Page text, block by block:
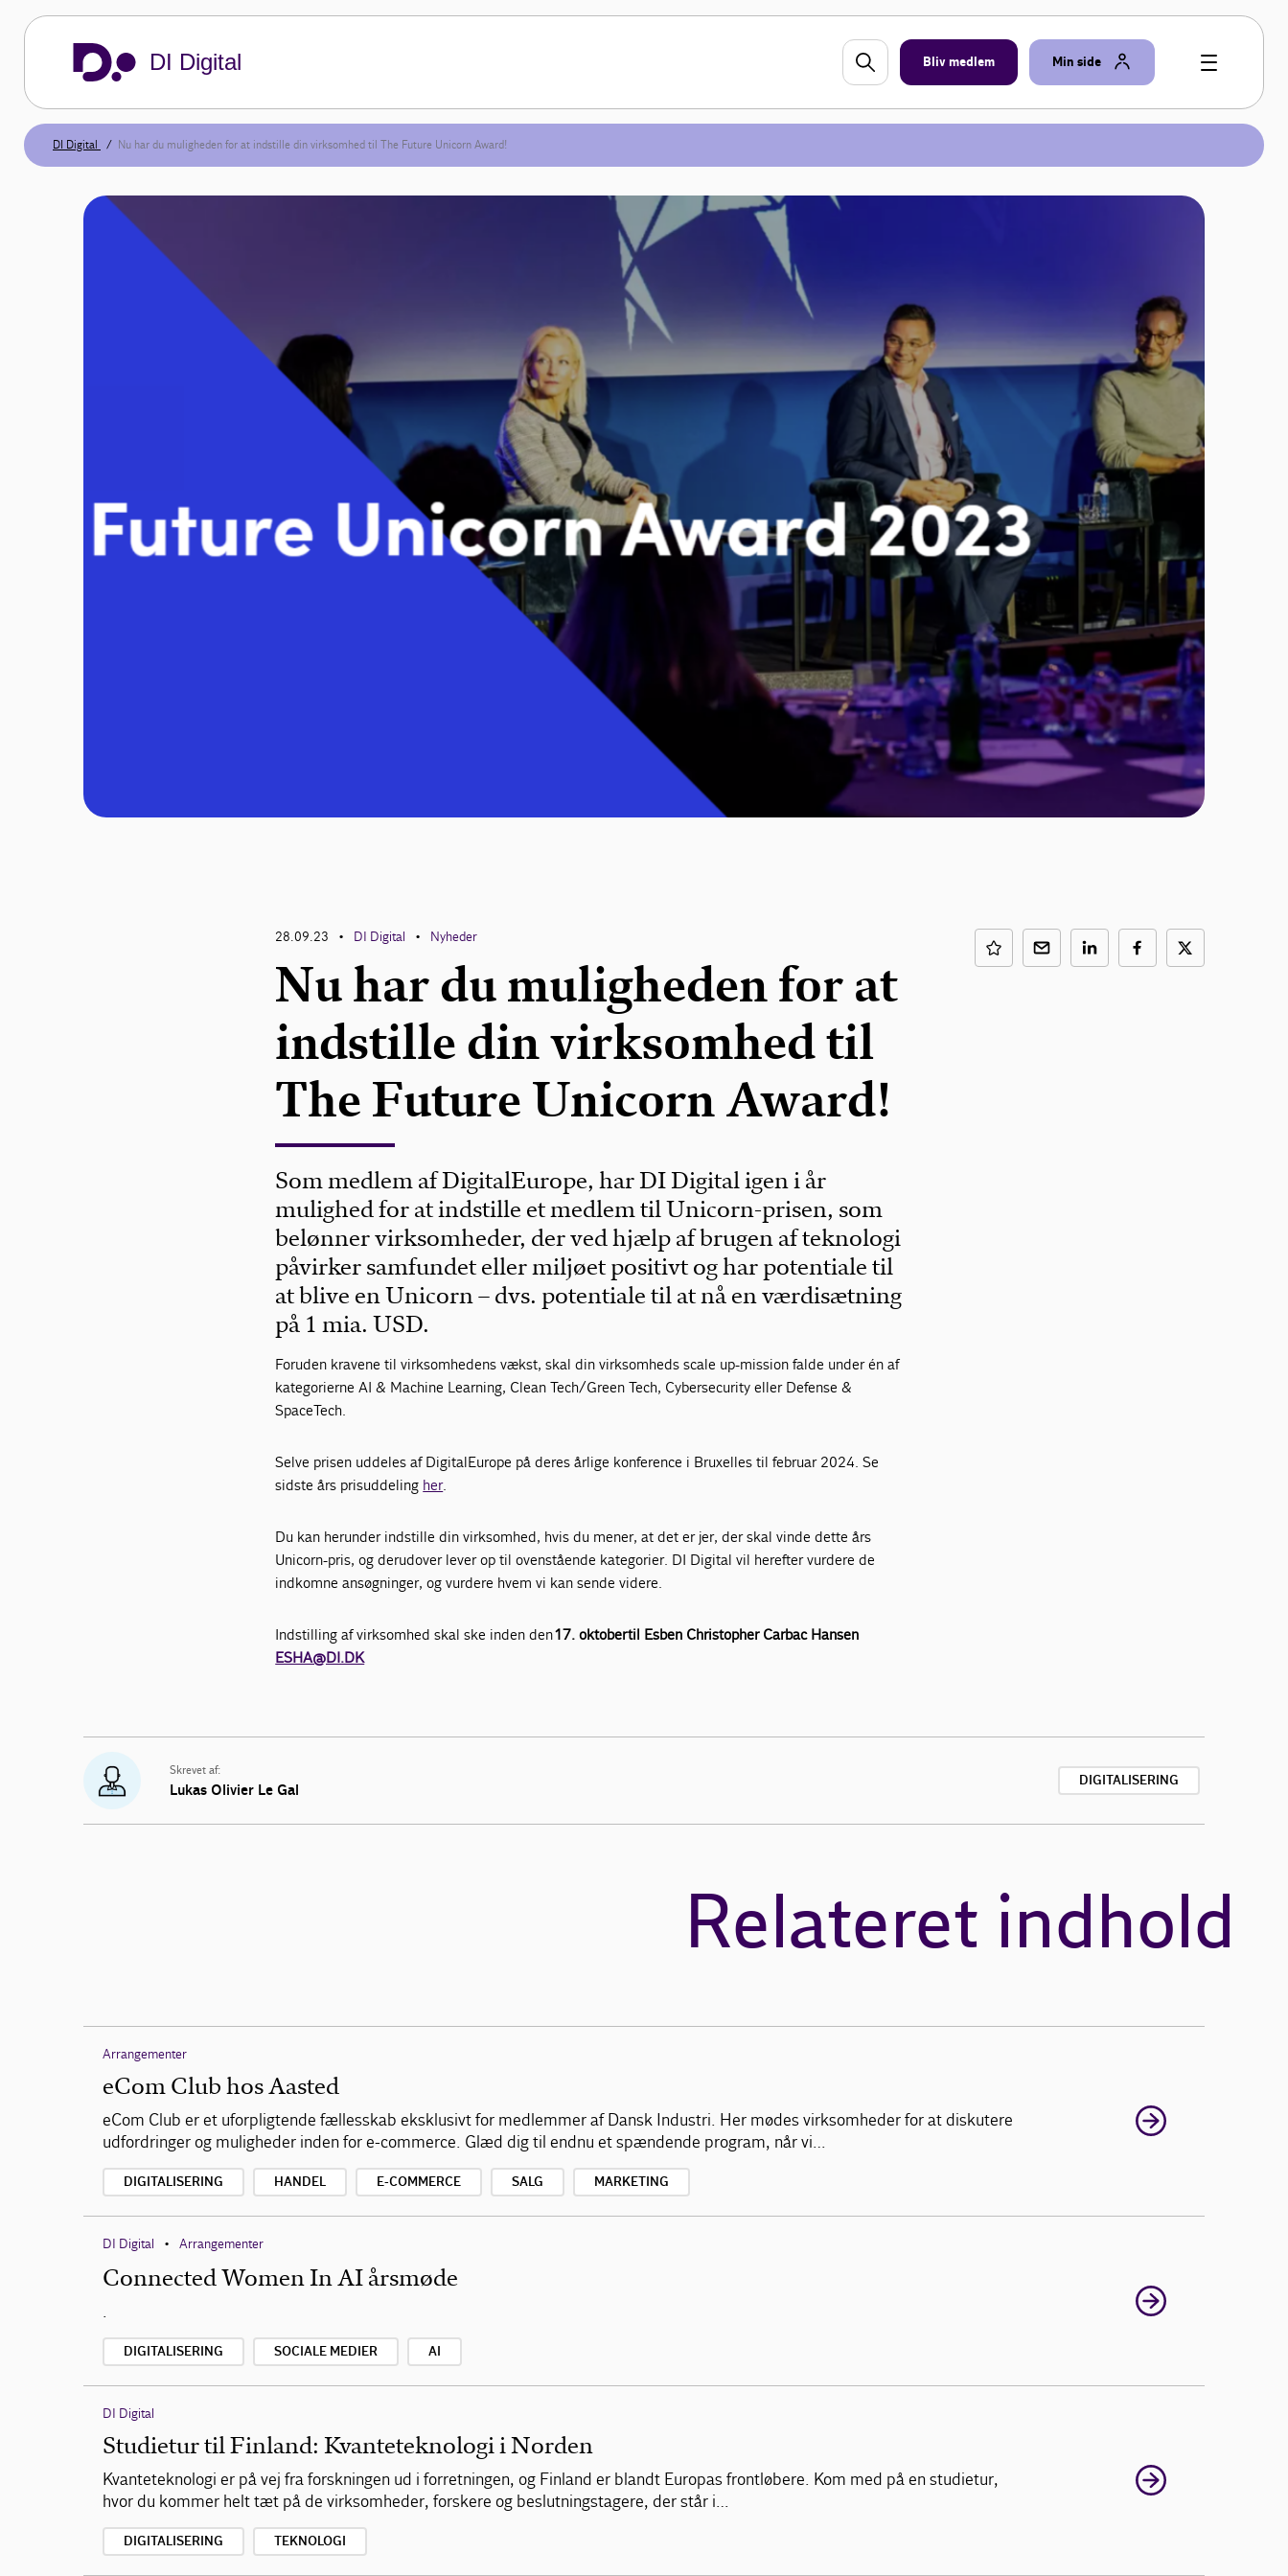
DI Digital Bliv medlem Min side
DI Digital Nu har du muligheden for at indstille din virksomhed til The Future Unicorn Award!
28.09.23 • DI Digital • Nyheder
Nu har du muligheden for at
indstille din virksomhed til
The Future Unicorn Award!
Som medlem af DigitalEurope, har DI Digital igen i år
mulighed for at indstille et medlem til Unicorn-prisen, som
belønner virksomheder, der ved hjælp af brugen af teknologi
påvirker samfundet eller miljøet positivt og har potentiale til
at blive en Unicorn – dvs. potentiale til at nå en værdisætning
på 1 mia. USD.
Foruden kravene til virksomhedens vækst, skal din virksomheds scale up-mission falde under én af
kategorierne AI & Machine Learning, Clean Tech/Green Tech, Cybersecurity eller Defense &
SpaceTech.
Selve prisen uddeles af DigitalEurope på deres årlige konference i Bruxelles til februar 2024. Se
sidste års prisuddeling her.
Du kan herunder indstille din virksomhed, hvis du mener, at det er jer, der skal vinde dette års
Unicorn-pris, og derudover lever op til ovenstående kategorier. DI Digital vil herefter vurdere de
indkomne ansøgninger, og vurdere hvem vi kan sende videre.
Indstilling af virksomhed skal ske inden den17. oktobertil Esben Christopher Carbac Hansen
ESHA@DI.DK
Skrevet af:
Lukas Olivier Le Gal
DIGITALISERING
Relateret indhold
Arrangementer
eCom Club hos Aasted
eCom Club er et uforpligtende fællesskab eksklusivt for medlemmer af Dansk Industri. Her mødes virksomheder for at diskutere
udfordringer og muligheder inden for e-commerce. Glæd dig til endnu et spændende program, når vi…
DIGITALISERING HANDEL E-COMMERCE SALG MARKETING
DI Digital • Arrangementer
Connected Women In AI årsmøde
.
DIGITALISERING SOCIALE MEDIER AI
DI Digital
Studietur til Finland: Kvanteteknologi i Norden
Kvanteteknologi er på vej fra forskningen ud i forretningen, og Finland er blandt Europas frontløbere. Kom med på en studietur,
hvor du kommer helt tæt på de virksomheder, forskere og beslutningstagere, der står i…
DIGITALISERING TEKNOLOGI